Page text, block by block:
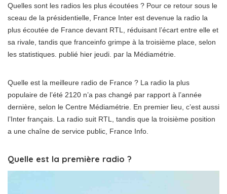
Quelles sont les radios les plus écoutées ? Pour ce retour sous le
sceau de la présidentielle, France Inter est devenue la radio la
plus écoutée de France devant RTL, réduisant l’écart entre elle et
sa rivale, tandis que franceinfo grimpe à la troisième place, selon
les statistiques. publié hier jeudi. par la Médiamétrie.
Quelle est la meilleure radio de France ? La radio la plus
populaire de l’été 2120 n’a pas changé par rapport à l’année
dernière, selon le Centre Médiamétrie. En premier lieu, c’est aussi
l’Inter français. La radio suit RTL, tandis que la troisième position
a une chaîne de service public, France Info.
Quelle est la première radio ?